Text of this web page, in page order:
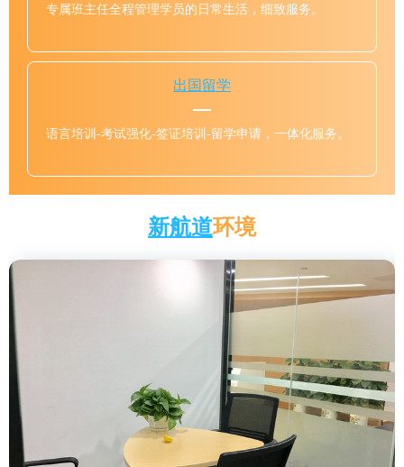
专属班主任全程管理学员的日常生活，细致服务。
出国留学
语言培训-考试强化-签证培训-留学申请，一体化服务。
新航道环境